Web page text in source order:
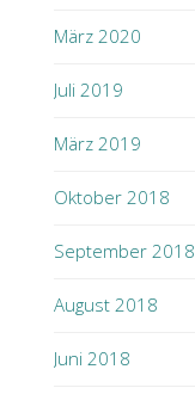
März 2020
Juli 2019
März 2019
Oktober 2018
September 2018
August 2018
Juni 2018